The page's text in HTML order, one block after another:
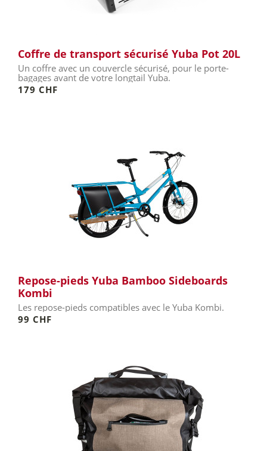
Coffre de transport sécurisé Yuba Pot 20L
Un coffre avec un couvercle sécurisé, pour le porte-
bagages avant de votre longtail Yuba.
179 CHF
Repose-pieds Yuba Bamboo Sideboards
Kombi
Les repose-pieds compatibles avec le Yuba Kombi.
99 CHF